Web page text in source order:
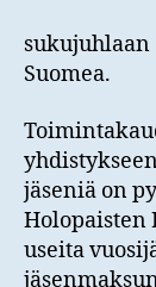
Suomea.
jäseniä on
Holopaisten
useita